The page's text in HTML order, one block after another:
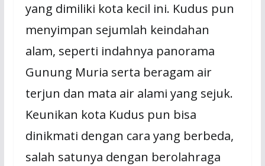
yang dimiliki kota kecil ini. Kudus pun
menyimpan sejumlah keindahan
alam, seperti indahnya panorama
Gunung Muria serta beragam air
terjun dan mata air alami yang sejuk.
Keunikan kota Kudus pun bisa
dinikmati dengan cara yang berbeda,
salah satunya dengan berolahraga